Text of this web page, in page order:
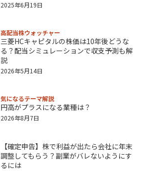
2025年6月19日
高配当株ウォッチャー
三菱HCキャピタルの株価は10年後どうな
る？配当シミュレーションで収支予測も解
説
2026年5月14日
気になるテーマ解説
円高がプラスになる業種は？
2026年8月7日
【確定申告】株で利益が出たら会社に年末
調整してもらう？副業がバレないようにす
るには